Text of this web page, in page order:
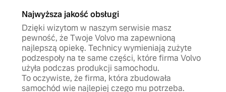
Najwyższa jakość obsługi
Dzięki wizytom w naszym serwisie masz
pewność, że Twoje Volvo ma zapewnioną
najlepszą opiekę. Technicy wymieniają zużyte
podzespoły na te same części, które firma Volvo
użyła podczas produkcji samochodu.
To oczywiste, że firma, która zbudowała
samochód wie najlepiej czego mu potrzeba.